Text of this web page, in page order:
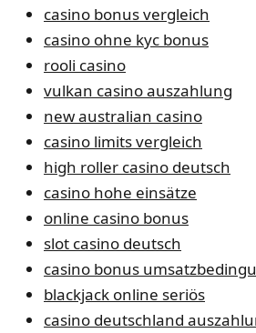
casino bonus vergleich
casino ohne kyc bonus
rooli casino
vulkan casino auszahlung
new australian casino
casino limits vergleich
high roller casino deutsch
casino hohe einsätze
online casino bonus
slot casino deutsch
casino bonus
blackjack online seriös
casino deutschland